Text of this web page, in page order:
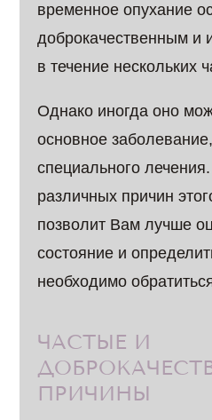
временное опухание
доброкачественным и
в течение нескольких
Однако иногда оно
основное
специального
различных причин
позволит Вам лучше
состояние и
необходимо
ЧАСТЫЕ И
ПРИЧИНЫ